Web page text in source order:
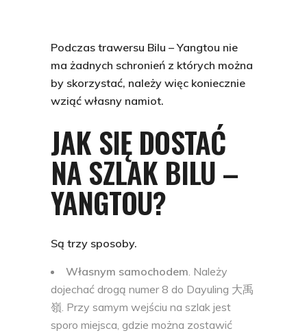
Podczas trawersu Bilu – Yangtou nie
ma żadnych schronień z których można
by skorzystać, należy więc koniecznie
wziąć własny namiot.
JAK SIĘ DOSTAĆ
NA SZLAK BILU –
YANGTOU?
Są trzy sposoby.
Własnym samochodem. Należy
dojechać drogą numer 8 do Dayuling 大禹
嶺. Przy samym wejściu na szlak jest
sporo miejsca, gdzie można zostawić